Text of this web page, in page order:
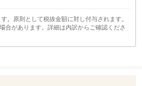
。原則として税抜金額に対し付与されます。
合があります。詳細は内訳からご確認くださ